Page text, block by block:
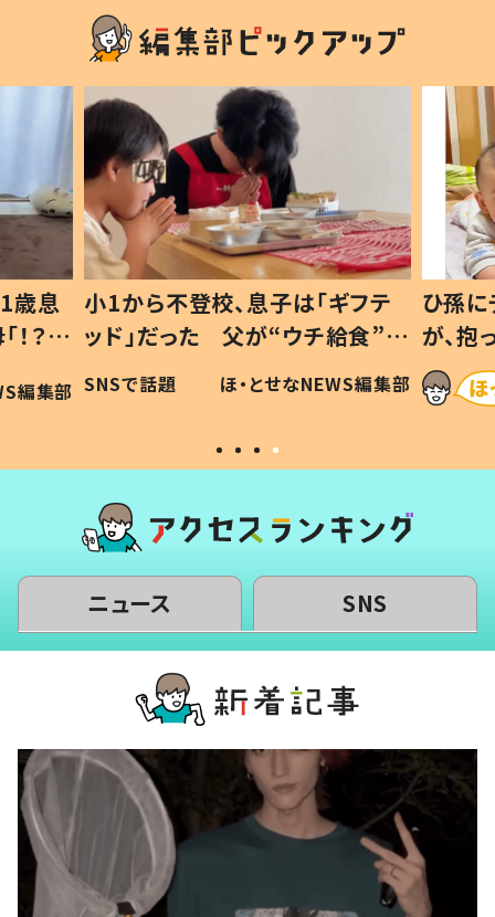
歳息
？」
編集部
小1から不登校、息子は「ギフテ
ッド」だった 父が“ウチ給食”を
作り続ける理由とは #令和の親
#令和の子
SNSで話題 ほ・とせなNEWS編集部
ひ孫
が、
「涙が
い」
ニュース SNS